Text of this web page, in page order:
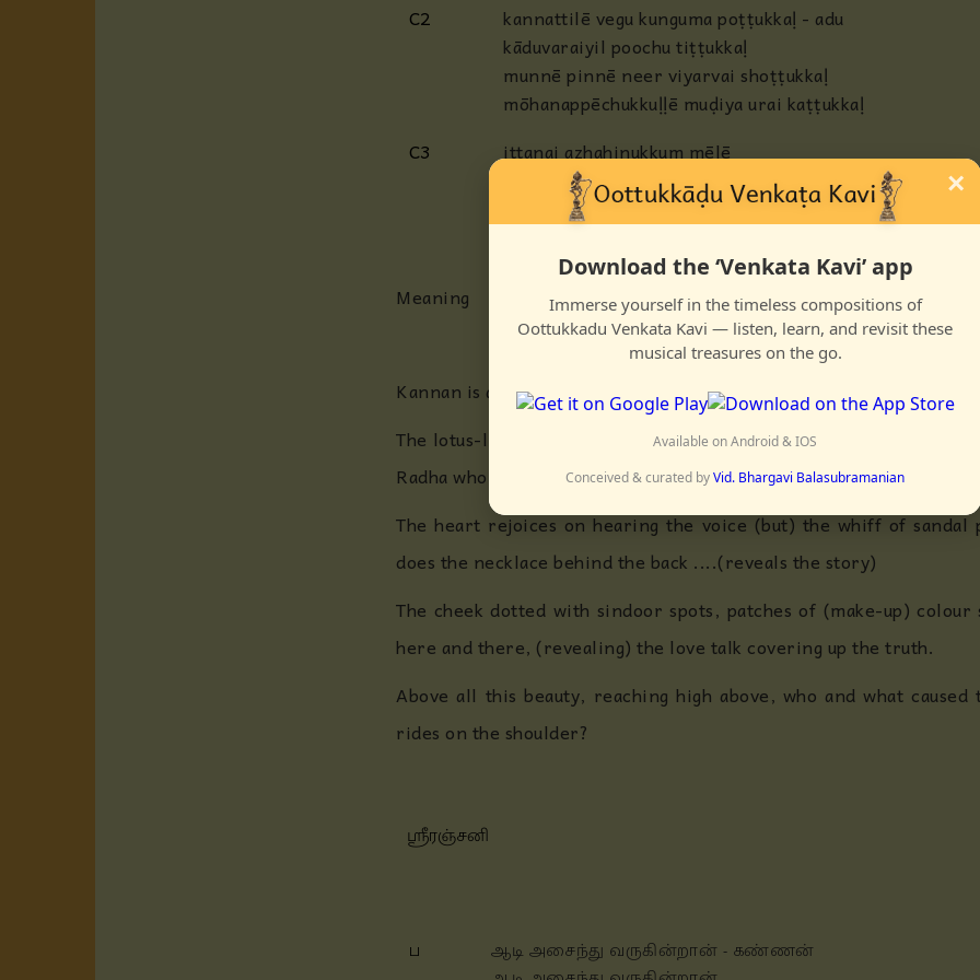
C2
kannattilē vegu kunguma poṭṭukkaḷ - adu
kāduvaraiyil poochu tiṭṭukkaḷ
munnē pinnē neer viyarvai shoṭṭukkaḷ
mōhanappēchukkuḷḷē muḍiya urai kaṭṭukkaḷ
C3
ittanai azhahinukkum mēlē
ēṇi vaittu eṭṭinārppōlē
vaitta ōr shiṭrāḍai tōḷ mēlē
Meaning
Kannan is approaching, swaying gently
The lotus-like eyes whispering and willing him to go to sleep, the
Radha who welcomed him first, shoos him away in anger.....
The heart rejoices on hearing the voice (but) the whiff of sandal
does the necklace behind the back ....(reveals the story)
The cheek dotted with sindoor spots, patches of (make-up)
here and there, (revealing) the love talk covering up the truth.
Above all this beauty, reaching high above, who and what
rides on the shoulder?
ஶ்ரீரஞ்சனி
ப
ஆடி அசைந்து வருகின்றான் - கண்ணன்
×
Download the ‘Venkata Kavi’ app
Immerse yourself in the timeless compositions of
Oottukkadu Venkata Kavi — listen, learn, and revisit these
musical treasures on the go.
Available on Android & IOS
Conceived & curated byVid. Bhargavi Balasubramanian